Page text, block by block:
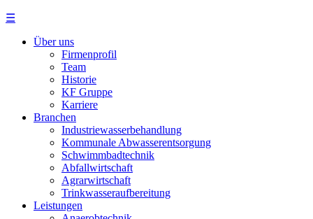
☰
Über uns
Firmenprofil
Team
Historie
KF Gruppe
Karriere
Branchen
Industriewasserbehandlung
Kommunale Abwasserentsorgung
Schwimmbadtechnik
Abfallwirtschaft
Agrarwirtschaft
Trinkwasseraufbereitung
Leistungen